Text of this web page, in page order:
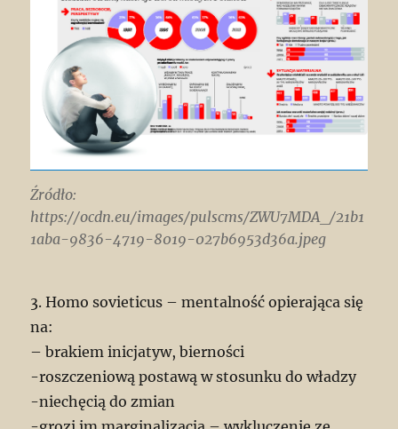
Źródło:
https://ocdn.eu/images/pulscms/ZWU7MDA_/21b1
1aba-9836-4719-8019-027b6953d36a.jpeg
3. Homo sovieticus – mentalność opierająca się
na:
– brakiem inicjatyw, bierności
-roszczeniową postawą w stosunku do władzy
-niechęcią do zmian